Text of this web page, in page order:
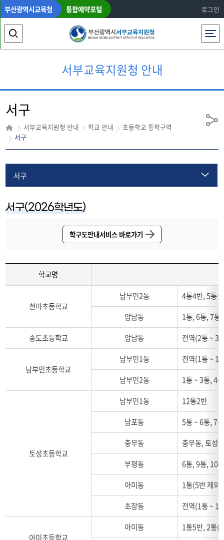
부산광역시교육청 통합예약포털 로그인
전체메뉴
색
역
열
기
서부교육지원청 안내
서구
서부교육지원청 안내 학교 안내
초등학교 통학구역
서구
공
서구
사하구
서구(2026학년도)
학구도안내서비스 바로가기
학교명
천마초등학교
남부민2동
4통4반, 5통
암남동
1통, 6통, 7
송도초등학교
암남동 전역(2통 ~
남부민초등학교
남부민1동
전역(1통 ~
남부민2동
1통 ~ 3통, 4
토성초등학교
남부민1동
12통2반
남포동
5통 ~ 6통, 7
충무동
충무동, 토성
부평동
6통, 9통, 10
아미동
1통(5반 제외
초장동
전역(1통 ~
아미초등학교
아미동
1통5반, 2통